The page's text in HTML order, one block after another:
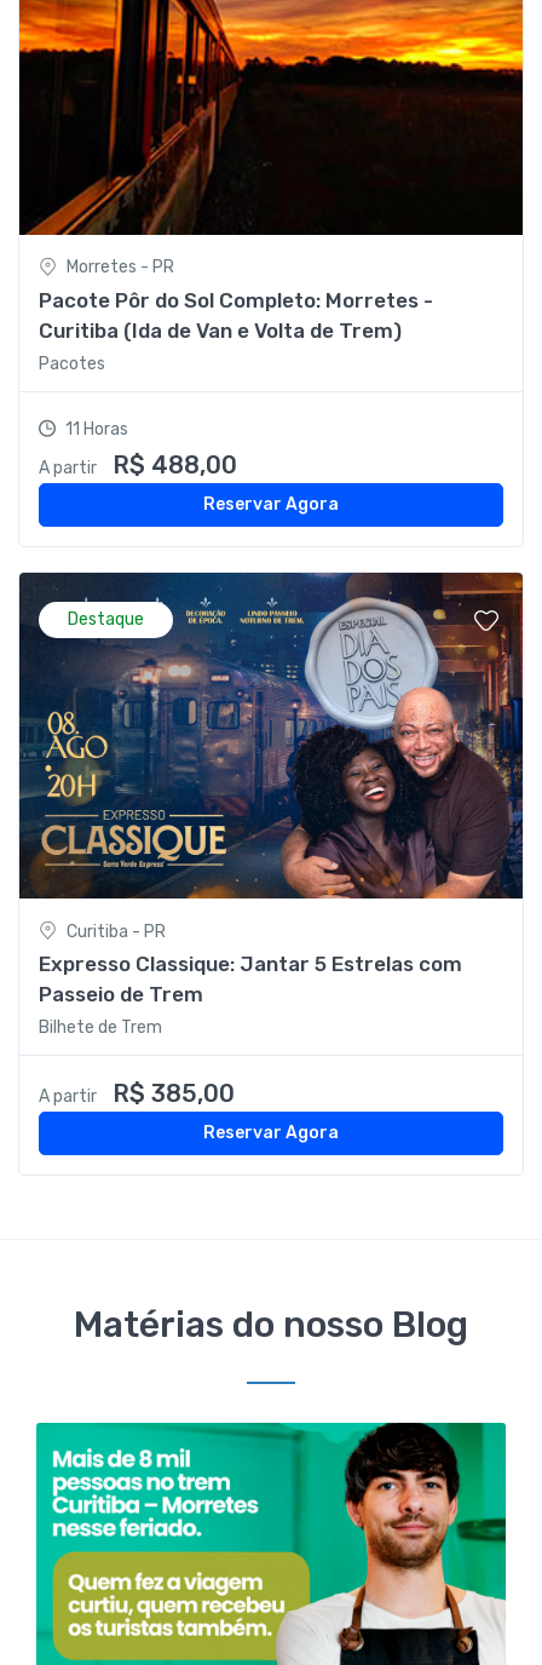
Morretes - PR
Pacote Pôr do Sol Completo: Morretes -
Curitiba (Ida de Van e Volta de Trem)
Pacotes
11 Horas
A partir
R$ 488,00
Reservar Agora
Destaque
Curitiba - PR
Expresso Classique: Jantar 5 Estrelas com
Passeio de Trem
Bilhete de Trem
A partir R$ 385,00
Reservar Agora
Matérias do nosso Blog